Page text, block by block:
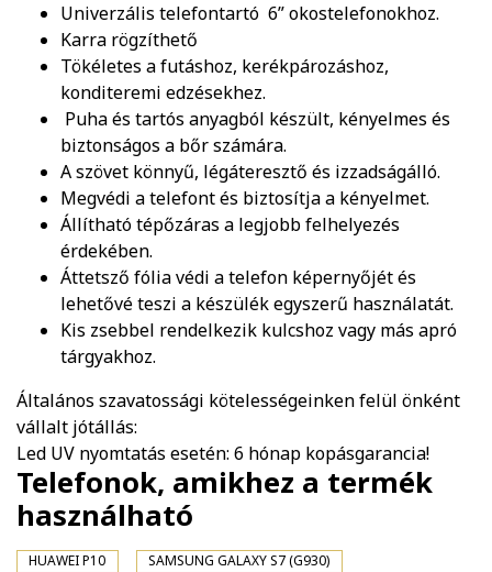
Univerzális telefontartó 6” okostelefonokhoz.
Karra rögzíthető
Tökéletes a futáshoz, kerékpározáshoz,
konditeremi edzésekhez.
Puha és tartós anyagból készült, kényelmes és
biztonságos a bőr számára.
A szövet könnyű, légáteresztő és izzadságálló.
Megvédi a telefont és biztosítja a kényelmet.
Állítható tépőzáras a legjobb felhelyezés
érdekében.
Áttetsző fólia védi a telefon képernyőjét és
lehetővé teszi a készülék egyszerű használatát.
Kis zsebbel rendelkezik kulcshoz vagy más apró
tárgyakhoz.
Általános szavatossági kötelességeinken felül önként
vállalt jótállás:
Led UV nyomtatás esetén: 6 hónap kopásgarancia!
Telefonok, amikhez a termék
használható
HUAWEI P10 SAMSUNG GALAXY S7 (G930)